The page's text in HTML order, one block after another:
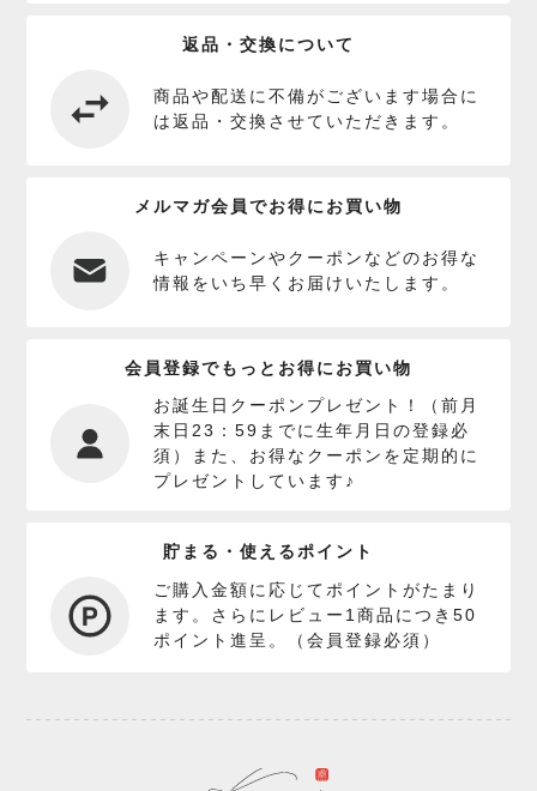
返品・交換について
商品や配送に不備がございます場合に
は返品・交換させていただきます。
メルマガ会員でお得にお買い物
キャンペーンやクーポンなどのお得な
情報をいち早くお届けいたします。
会員登録でもっとお得にお買い物
お誕生日クーポンプレゼント！（前月
末日23：59までに生年月日の登録必
須）また、お得なクーポンを定期的に
プレゼントしています♪
貯まる・使えるポイント
ご購入金額に応じてポイントがたまり
ます。さらにレビュー1商品につき50
ポイント進呈。（会員登録必須）